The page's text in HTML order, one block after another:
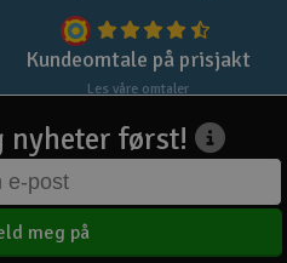
Kundeomtale på prisjakt
Les våre omtaler
nyheter først!
meg på